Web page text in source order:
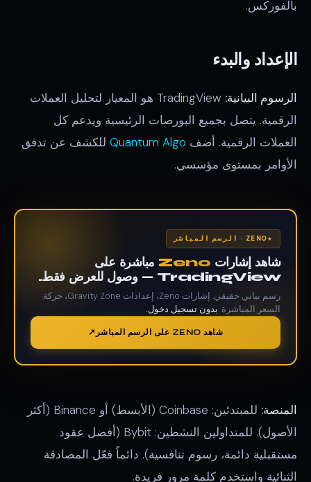
بالفوركس.
الإعداد والبدء
الرسوم البيانية:
TradingView هو المعيار لتحليل العملات
الرقمية. يتصل بجميع البورصات الرئيسية ويدعم كل
العملات الرقمية. أضف Quantum Algo للكشف عن تدفق
الأوامر بمستوى مؤسسي.
ZENO · الرسم المباشر
شاهد إشارات Zeno مباشرة على
TradingView — وصول للعرض فقط.
رسم بياني حقيقي. إشارات Zeno، إعدادات Gravity Zone، حركة
السعر المباشرة. بدون تسجيل دخول.
شاهد ZENO على الرسم المباشر
المنصة:
للمبتدئين: Coinbase (الأبسط) أو Binance (أكثر
الأصول). للمتداولين النشطين: Bybit (أفضل عقود
مستقبلية دائمة، رسوم تنافسية). دائماً فعّل المصادقة
الثنائية واستخدم كلمة مرور فريدة.